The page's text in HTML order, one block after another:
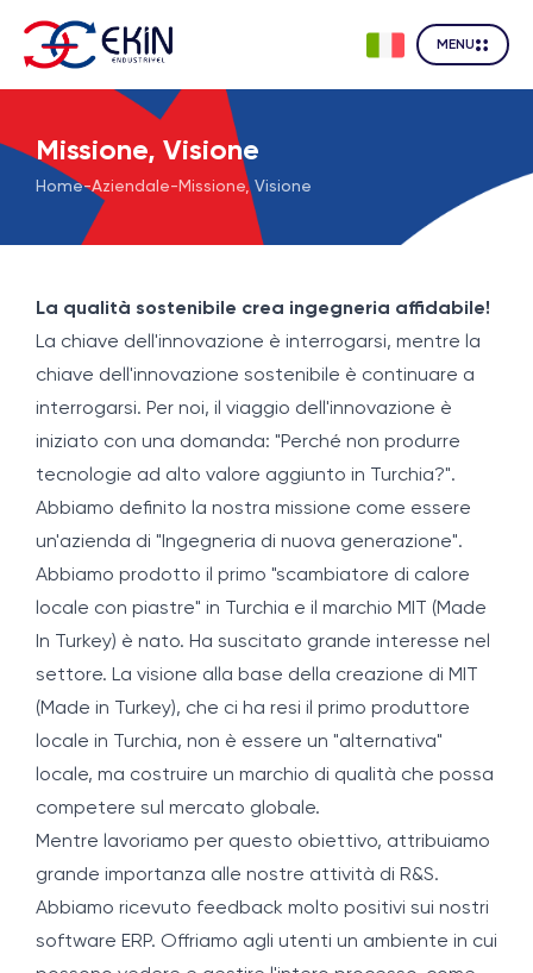
MENU
Missione, Visione
Home-Aziendale- Missione, Visione
La qualità sostenibile crea ingegneria affidabile!
La chiave dell'innovazione è interrogarsi, mentre la
chiave dell'innovazione sostenibile è continuare a
interrogarsi. Per noi, il viaggio dell'innovazione è
iniziato con una domanda: "Perché non produrre
tecnologie ad alto valore aggiunto in Turchia?".
Abbiamo definito la nostra missione come essere
un'azienda di "Ingegneria di nuova generazione".
Abbiamo prodotto il primo "scambiatore di calore
locale con piastre" in Turchia e il marchio MIT (Made
In Turkey) è nato. Ha suscitato grande interesse nel
settore. La visione alla base della creazione di MIT
(Made in Turkey), che ci ha resi il primo produttore
locale in Turchia, non è essere un "alternativa"
locale, ma costruire un marchio di qualità che possa
competere sul mercato globale.
Mentre lavoriamo per questo obiettivo, attribuiamo
grande importanza alle nostre attività di R&S.
Abbiamo ricevuto feedback molto positivi sui nostri
software ERP. Offriamo agli utenti un ambiente in cui